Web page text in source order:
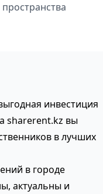
инвестиция
sharerent.kz вы
в лучших
в городе
актуальны и